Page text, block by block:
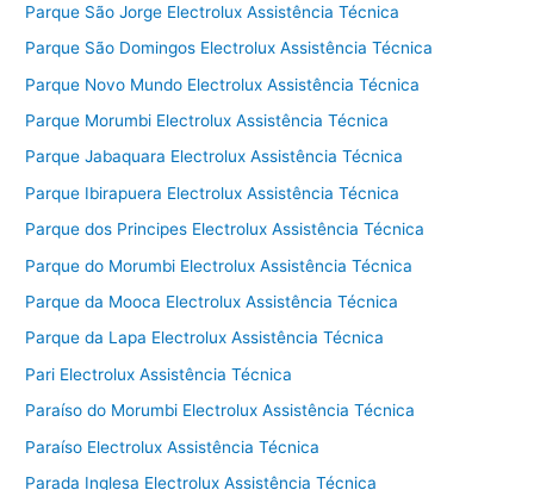
Parque São Jorge Electrolux Assistência Técnica
Parque São Domingos Electrolux Assistência Técnica
Parque Novo Mundo Electrolux Assistência Técnica
Parque Morumbi Electrolux Assistência Técnica
Parque Jabaquara Electrolux Assistência Técnica
Parque Ibirapuera Electrolux Assistência Técnica
Parque dos Principes Electrolux Assistência Técnica
Parque do Morumbi Electrolux Assistência Técnica
Parque da Mooca Electrolux Assistência Técnica
Parque da Lapa Electrolux Assistência Técnica
Pari Electrolux Assistência Técnica
Paraíso do Morumbi Electrolux Assistência Técnica
Paraíso Electrolux Assistência Técnica
Parada Inglesa Electrolux Assistência Técnica